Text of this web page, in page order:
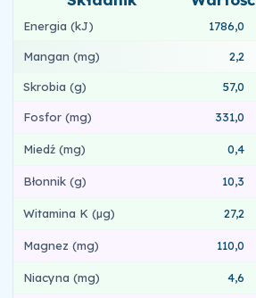
Energia (kJ) 1786,0
Mangan (mg) 2,2
Skrobia (g) 57,0
Fosfor (mg) 331,0
Miedź (mg) 0,4
Błonnik (g) 10,3
Witamina K (µg) 27,2
Magnez (mg) 110,0
Niacyna (mg) 4,6